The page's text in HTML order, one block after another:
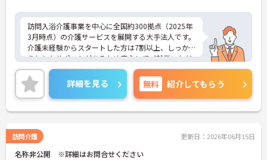
訪問入浴介護事業を中心に全国約300拠点（2025年
3月時点）の介護サービスを展開する大手法人です。
介護未経験からスタートした方は7割以上、しっか
りとしたサポートがあるため安心してご就業いただ
けます。お風呂に入れなくて困っている方に、手を
差し伸べてあげられるとてもやりがいのあるお仕事
です。ご興味ある方には、面接対策ポイントなど、
さらに詳細をお話しいたしますのでお気軽にご相談
ください！
詳細を見る 無料 紹介してもらう
訪問介護 更新日：2026年06月15日
名称非公開 ※詳細はお問合せください